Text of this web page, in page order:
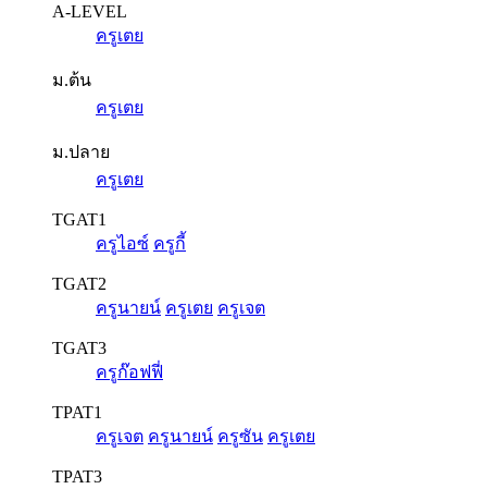
A-LEVEL
ครูเตย
ม.ต้น
ครูเตย
ม.ปลาย
ครูเตย
TGAT1
ครูไอซ์ ครูกี้
TGAT2
ครูนายน์ ครูเตย ครูเจต
TGAT3
ครูก๊อฟฟี่
TPAT1
ครูเจต ครูนายน์ ครูซัน ครูเตย
TPAT3